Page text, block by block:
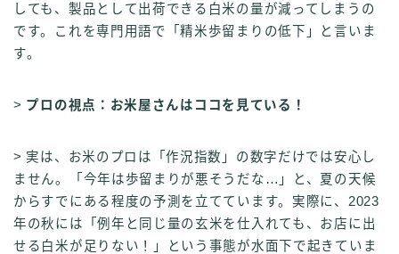
しても、製品として出荷できる白米の量が減ってしまうの
です。これを専門用語で「精米歩留まりの低下」と言いま
す。
> プロの視点：お米屋さんはココを見ている！
> 実は、お米のプロは「作況指数」の数字だけでは安心し
ません。「今年は歩留まりが悪そうだな…」と、夏の天候
からすでにある程度の予測を立てています。実際に、2023
年の秋には「例年と同じ量の玄米を仕入れても、お店に出
せる白米が足りない！」という事態が水面下で起きていま